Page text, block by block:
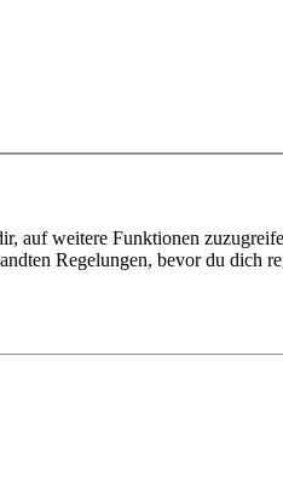
auf weitere Funktionen
Regelungen, bevor du dich